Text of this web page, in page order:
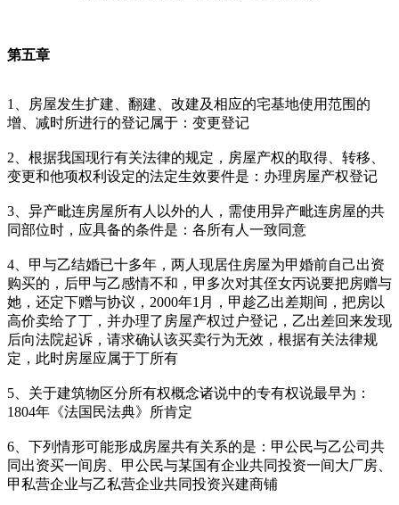
第五章
1、房屋发生扩建、翻建、改建及相应的宅基地使用范围的
增、减时所进行的登记属于：变更登记
2、根据我国现行有关法律的规定，房屋产权的取得、转移、
变更和他项权利设定的法定生效要件是：办理房屋产权登记
3、异产毗连房屋所有人以外的人，需使用异产毗连房屋的共
同部位时，应具备的条件是：各所有人一致同意
4、甲与乙结婚已十多年，两人现居住房屋为甲婚前自己出资
购买的，后甲与乙感情不和，甲多次对其侄女丙说要把房赠与
她，还定下赠与协议，2000年1月，甲趁乙出差期间，把房以
高价卖给了丁，并办理了房屋产权过户登记，乙出差回来发现
后向法院起诉，请求确认该买卖行为无效，根据有关法律规
定，此时房屋应属于丁所有
5、关于建筑物区分所有权概念诸说中的专有权说最早为：
1804年《法国民法典》所肯定
6、下列情形可能形成房屋共有关系的是：甲公民与乙公司共
同出资买一间房、甲公民与某国有企业共同投资一间大厂房、
甲私营企业与乙私营企业共同投资兴建商铺